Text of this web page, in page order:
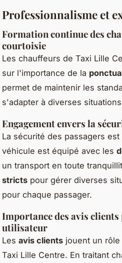
Professionnalisme et
Formation continue des
courtoisie
Les chauffeurs de Taxi Lille
sur l'importance de la
permet de maintenir les
s'adapter à diverses
Engagement envers la
La sécurité des passagers
véhicule est équipé avec les
un transport en toute
stricts pour gérer diverses
pour chaque passager.
Importance des avis
utilisateur
Les avis clients jouent un
Taxi Lille Centre. En traitant